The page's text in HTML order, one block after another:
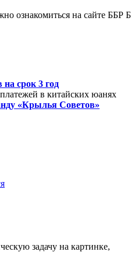
ознакомиться на сайте ББР
срок 3 год
в китайских юанях
«Крылья Советов»
задачу на картинке,